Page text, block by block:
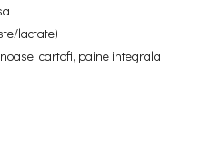
lactate)
cartofi, paine integrala